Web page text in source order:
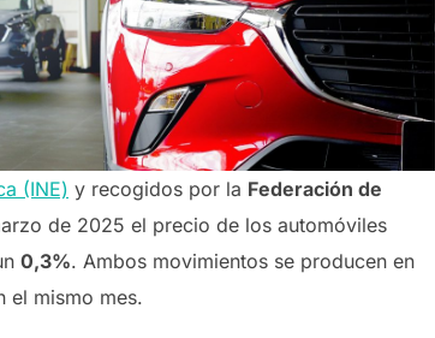
(INE) y recogidos por la Federación de
de 2025 el precio de los automóviles
0,3%. Ambos movimientos se producen en
el mismo mes.